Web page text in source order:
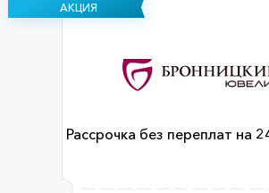
АКЦИЯ
Рассрочка без переплат на